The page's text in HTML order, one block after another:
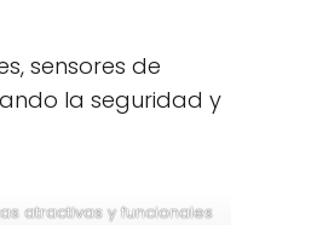
sensores de
la seguridad y
atractivas y funcionales